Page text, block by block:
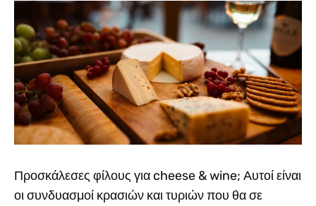
Προσκάλεσες φίλους για cheese & wine; Αυτοί είναι
οι συνδυασμοί κρασιών και τυριών που θα σε